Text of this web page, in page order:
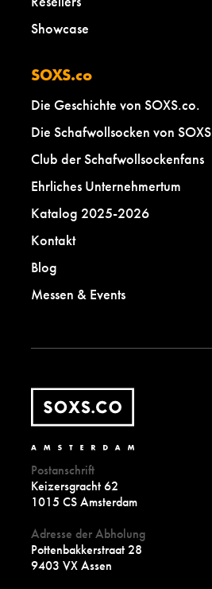
Showcase
SOXS.co
Die Geschichte von SOXS.co.
Die Schafwollsocken von SOXS
Club der Schafwollsockenfans
Ehrliches Unternehmertum
Katalog 2025-2026
Kontakt
Blog
Messen & Events
Postanschrift
Keizersgracht 62
1015 CS Amsterdam
Adresse der Abholung
Pottenbakkerstraat 28
9403 VX Assen